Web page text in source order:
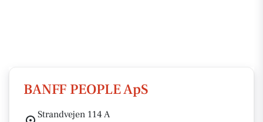
BANFF PEOPLE ApS
Strandvejen 114 A